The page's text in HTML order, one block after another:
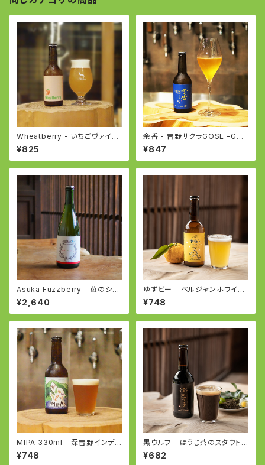
Wheatberry - いちごヴァイツ
ェン -WEIZEN with Strawbe
rry
¥825
余香 - 吉野サクラGOSE -Gos
e with SAKURA
¥847
Asuka Fuzzberry - 苺のシー
ドルとビールのフュージョン - S
trawberry Cider and Beer F
usion
¥2,640
ゆずビー - ベルジャンホワイト
- YUZU BEER based on Bel
gian White
¥748
MIPA 330ml - 深吉野インディ
アペールエール - IPA
¥748
黒ウルフ - ほうじ茶のスタウト -
Stout with Roasted green t
ea
¥682